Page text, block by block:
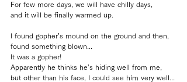
For few more days, we will have chilly days,
and it will be finally warmed up.
I found gopher’s mound on the ground and then,
found something blown...
It was a gopher!
Apparently he thinks he’s hiding well from me,
but other than his face, I could see him very well...